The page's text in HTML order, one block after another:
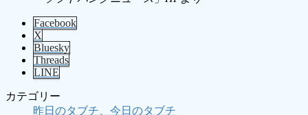
Facebook
X
Bluesky
Threads
LINE
カテゴリー
昨日のタブチ、今日のタブチ